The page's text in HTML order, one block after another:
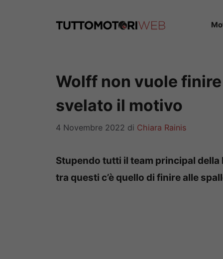
Wolff non vuole
svelato il motivo
4 Novembre 2022 di Chiara Rainis
Stupendo tutti il team principal
tra questi c’è quello di finire alle